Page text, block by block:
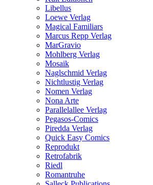
Libellus
Loewe Verlag
Magical Familiars
Marcus Repp Verlag
MarGravio
Mohlberg Verlag
Mosaik
Naglschmid Verlag
Nichtlustig Verlag
Nomen Verlag
Nona Arte
Parallelallee Verlag
Pegasos-Comics
Piredda Verlag
Quick Easy Comics
Reprodukt
Retrofabrik
Riedl
Romantruhe